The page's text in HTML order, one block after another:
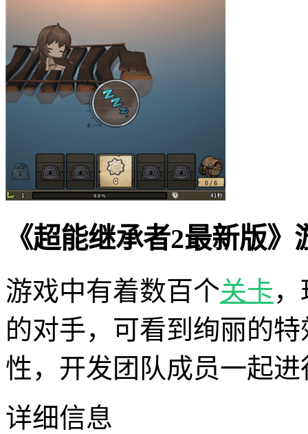
《超能继承者2最新版
游戏中有着数百个关卡
的对手，可看到绚丽的
性，开发团队成员一起
详细信息